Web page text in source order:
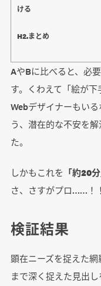
ける
H2.まとめ
AやBに比べると、必
す。くわえて「絵が
Webデザイナーもい
う、潜在的な不安を
た。
しかもこれを 「約20分
さ、さすがプロ……！
検証結果
顕在ニーズを捉えた
まで深く捉えた見出